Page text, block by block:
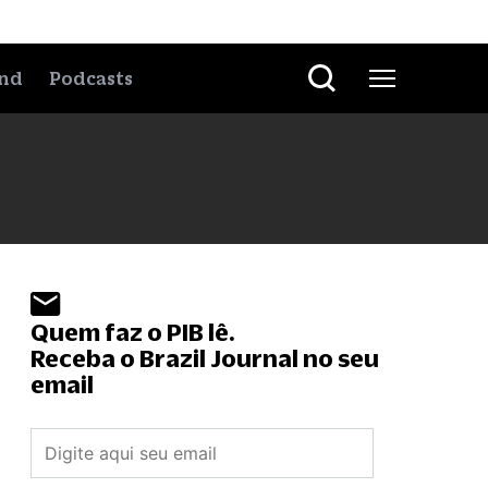
Podcasts
Quem faz o PIB lê.
Receba o Brazil Journal no seu
email